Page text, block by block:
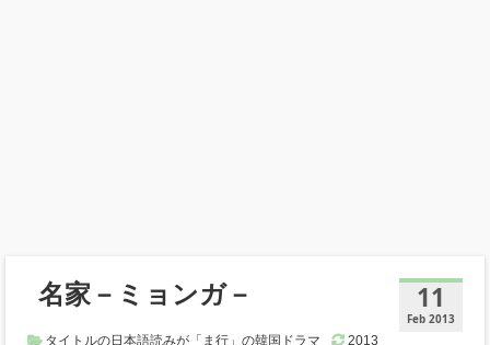
11
Feb 2013
名家－ミョンガ－
タイトルの日本語読みが「ま行」の韓国ドラマ
2013